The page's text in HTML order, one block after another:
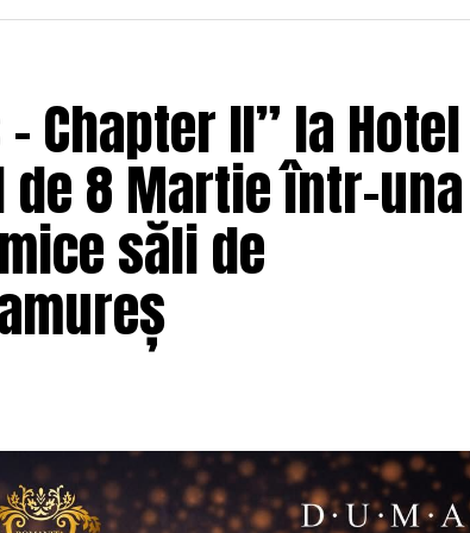
comercială și de brand personal. Deni
Antreprenoare.ro,
a pus aceeași întrebare de mai
această comunitate: de ce atât de multe femei
conversațiile publice relevante pentru
mai degrabă lipsa de permisiune față de sine și
personal dificil, ca răspuns la întrebări
și a ajuns astăzi una dintre cele mai mari
cu prezență fizică în mai multe orașe, inclusiv
Chapter II” la Hotel
8 Martie într-una
săli de